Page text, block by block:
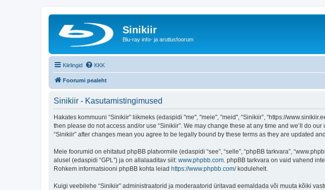
Sinikiir
Blu-ray info- ja arutlusfoorum
Kiirlingid KKK
Foorumi pealeht
Sinikiir - Kasutamistingimused
Hakates kommuuni “Sinikiir” liikmeks (edaspidi "me", "meie", "meid", “Sinikiir”, “https://
then please do not access and/or use “Sinikiir”. We may change these at any time and we’ll do
“Sinikiir” after changes mean you agree to be legally bound by these terms as they are updated
Meie foorumid on ehitatud phpBB platvormile (edaspidi “see”, “selle”, “phpBB tarkvara”,
alusel (edaspidi “GPL”) ja on allalaaditav siit: www.phpbb.com . phpBB tarkvara on vaid vahend
Rohkem informatsiooni phpBB kohta leiad https://www.phpbb.com/kodulehelt.
Kuigi veebilehe “Sinikiir” administraatorid ja moderaatorid üritavad eemaldada või muuta kõiki